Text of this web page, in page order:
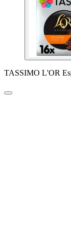
TASSIMO L'OR